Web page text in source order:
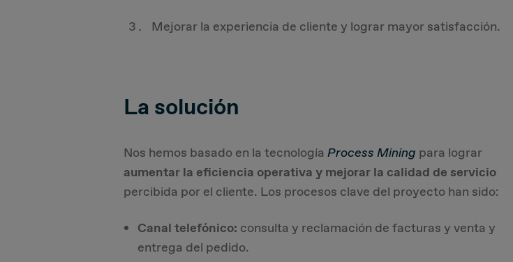
Mejorar la experiencia de cliente y lograr mayor satisfacción​.
La solución
Nos hemos basado en la tecnologíaProcess Mining para lograr
aumentar la eficiencia operativa y mejorar la calidad de servicio
percibida por el cliente. Los procesos clave del proyecto han sido:
Canal telefónico: consulta y reclamación de facturas y venta y
entrega del pedido.